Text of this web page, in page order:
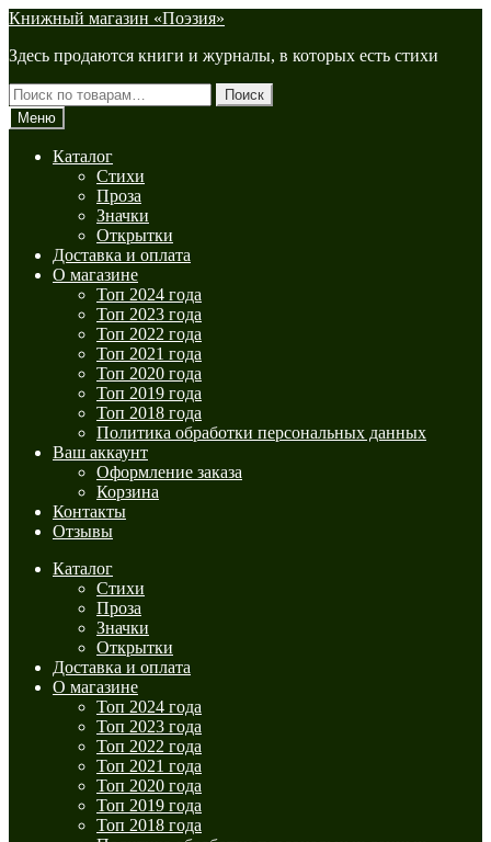
Перейти
навигации
Перейти
содержимому
Книжный магазин «Поэзия»
Здесь продаются книги и журналы, в которых есть стихи
Искать:
Поиск
Меню
Каталог
Стихи
Проза
Значки
Открытки
Доставка и оплата
О магазине
Топ 2024 года
Топ 2023 года
Топ 2022 года
Топ 2021 года
Топ 2020 года
Топ 2019 года
Топ 2018 года
Политика обработки персональных данных
Ваш аккаунт
Оформление заказа
Корзина
Контакты
Отзывы
Каталог
Стихи
Проза
Значки
Открытки
Доставка и оплата
О магазине
Топ 2024 года
Топ 2023 года
Топ 2022 года
Топ 2021 года
Топ 2020 года
Топ 2019 года
Топ 2018 года